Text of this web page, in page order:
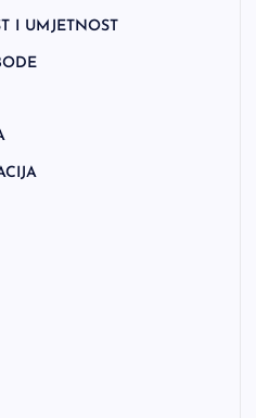
I UMJETNOST